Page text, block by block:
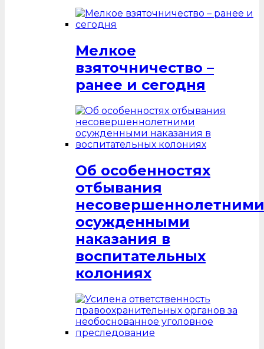
Мелкое
взяточничество –
ранее и сегодня
Об особенностях
отбывания
несовершеннолетними
осужденными
наказания в
воспитательных
колониях